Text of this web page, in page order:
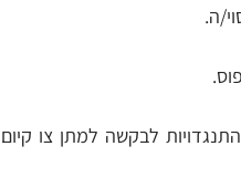
ה.
לבקשה למתן צו קיום